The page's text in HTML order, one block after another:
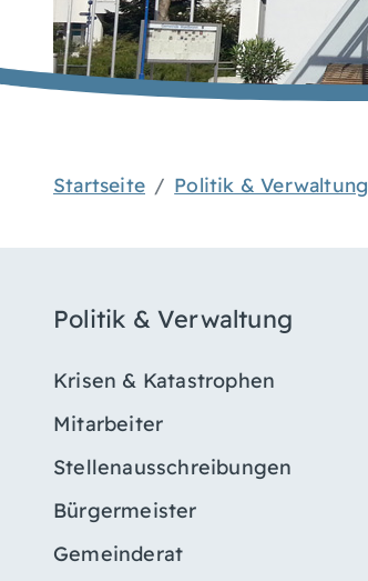
Startseite Politik & Verwaltung
Politik & Verwaltung
Krisen & Katastrophen
Mitarbeiter
Stellenausschreibungen
Bürgermeister
Gemeinderat